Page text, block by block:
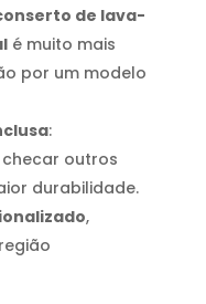
de lava-
é muito mais
por um modelo
:
outros
durabilidade.
,